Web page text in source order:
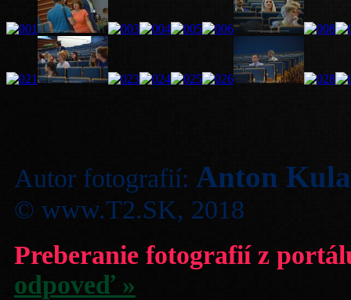
Autor fotografií: Anton
© www.T2.SK, 2018
Preberanie fotografií z
odpoveď »